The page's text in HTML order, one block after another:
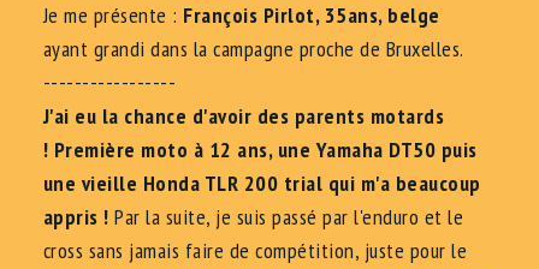
Je me présente : François Pirlot, 35ans, belge
ayant grandi dans la campagne proche de Bruxelles.
-----------------
J'ai eu la chance d'avoir des parents motards
! Première moto à 12 ans, une Yamaha DT50 puis
une vieille Honda TLR 200 trial qui m'a beaucoup
appris !Par la suite, je suis passé par l'enduro et le
cross sans jamais faire de compétition, juste pour le